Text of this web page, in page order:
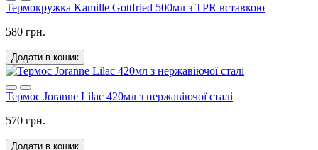
Термокружка Kamille Gottfried 500мл з TPR вставкою
580 грн.
Додати в кошик
Термос Joranne Lilac 420мл з нержавіючої сталі
570 грн.
Додати в кошик